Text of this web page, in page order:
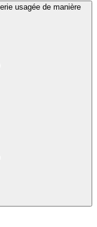
usagée de manière